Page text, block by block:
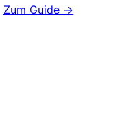
Zum Guide →